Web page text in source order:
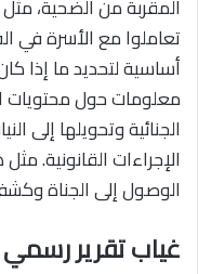
المقربة من الضحية،
تعاملوا مع الأسرة في
أساسية لتحديد ما
معلومات حول محتويات
الجنائية وتحويلها إلى
الإجراءات
الوصول إلى الجناة
غياب تقرير رسمي